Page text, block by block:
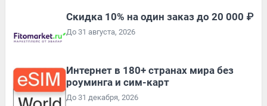
Скидка 10% на один заказ до 20 000 ₽
До 31 августа, 2026
Интернет в 180+ странах мира без
роуминга и сим-карт
До 31 декабря, 2026